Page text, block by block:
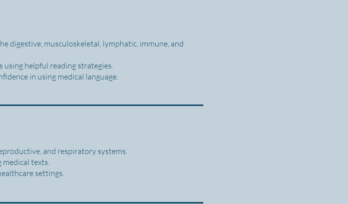
digestive, musculoskeletal, lymphatic, immune, and
using helpful reading strategies.
in using medical language.
and respiratory systems.
medical texts.
settings.